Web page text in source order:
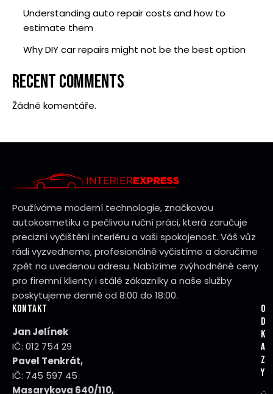
Understanding auto repair costs and how to
estimate them
Why DIY car repairs might not be the best option
RECENT COMMENTS
Žádné komentáře.
Používáme moderní technologie, značkovou
autokosmetiku a pečlivou ruční práci, která zaručuje
precizní vyčištění interiéru a vaši spokojenost. Váš vůz
rádi vyzvedneme, profesionálně vyčistíme a doručíme
zpět na uvedenou adresu. Nabízíme zvýhodněné ceny
pro firemní klienty i stálé zákazníky a naše služby
poskytujeme denně od 8:00 do 18:00.
KONTAKT
Jan Jelínek
IČ: 012 754 29
Pavel Tenkrát,
IČ: 745 597 45
Masarykova 640/110,
O
D
K
A
Z
Y